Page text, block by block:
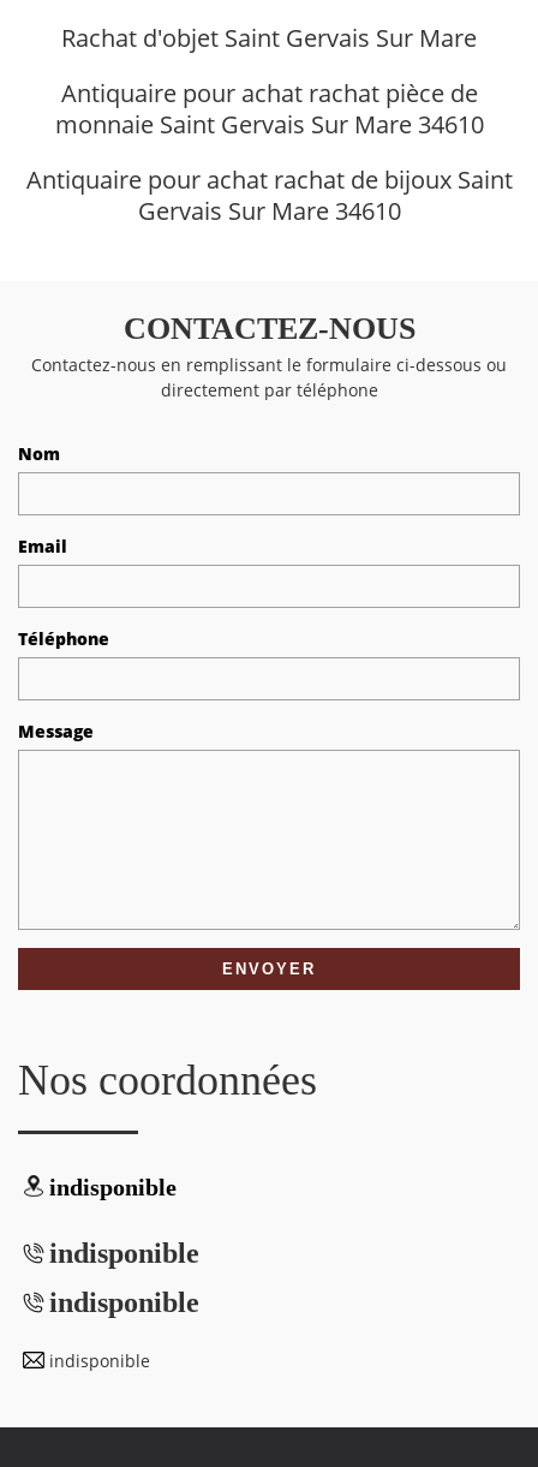
Rachat d'objet Saint Gervais Sur Mare
Antiquaire pour achat rachat pièce de
monnaie Saint Gervais Sur Mare 34610
Antiquaire pour achat rachat de bijoux Saint
Gervais Sur Mare 34610
CONTACTEZ-NOUS
Contactez-nous en remplissant le formulaire ci-dessous ou
directement par téléphone
Nom
Email
Téléphone
Message
Nos coordonnées
indisponible
indisponible
indisponible
indisponible